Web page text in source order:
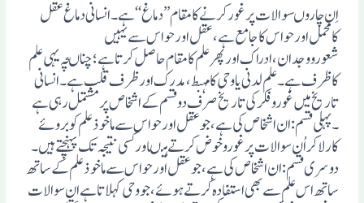
اِ ن چاروںسوالات پرغورکرنے کامقام’’دماغ‘‘ہے ۔انسانی دماغ عقل
کامحمل اورحواس کاجامع ہے،عقل اورحواس سے یہیں
شعورووجدان،ادراک اورپھرعلم کامقام حاصل کرتا ہے ؛چناںچہ یہی علم
کاظرف ہے ۔ علم لدنی یاوحی کامہبط ،مدرک اورظرف قلب ہے ۔انسانی
تاریخ میں غوروفکرکی تاریخ صرف دوقسم کے اشخاص پر مشتمل رہی ہے
۔پہلی قسم:ان اشخا ص کی ہے ،جوعقل اورحواس سے ماخوذعلم کوبروئے
کارلاکراُن سوالات پر غوروخوض کرتے ہیںاورکسی نتیجہ تک پہنچتے ہیں۔
دوسری قسم:ان اشخاص کی ہے ،جوعقل اورحواس سے ماخوذعلم کے ساتھ
ساتھ اس علم سے بھی استفادہ کرتے ہوئے ،جووحی کہلاتاہے ان سوالات